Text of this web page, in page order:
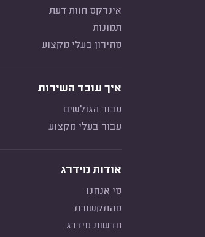
אינדקס חוות דעת
תמונות
מחירון בעלי מקצוע
איך עובד השירות
עבור הגולשים
עבור בעלי מקצוע
אודות מידרג
מי אנחנו
מהתקשורת
חדשות מידרג